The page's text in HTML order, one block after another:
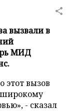
вызвали в
МИД
этот вызов
широкому
- сказал